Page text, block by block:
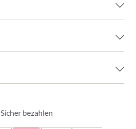
Sicher bezahlen